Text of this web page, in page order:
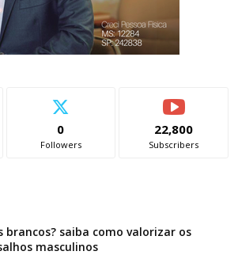
0
Followers
22,800
Subscribers
brancos? saiba como valorizar os
masculinos